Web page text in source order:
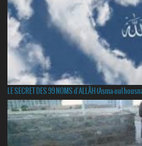
LE SECRET DES 99 NOMS d'ALLÂH (Asma-oul